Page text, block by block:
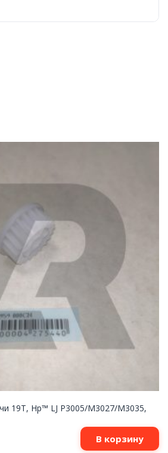
19T, Hp™ LJ P3005/M3027/M3035,
В корзину